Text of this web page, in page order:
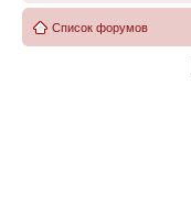
Список форумов